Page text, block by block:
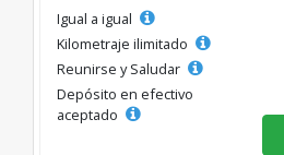
Igual a igual
Kilometraje ilimitado
Reunirse y Saludar
Depósito en efectivo
aceptado